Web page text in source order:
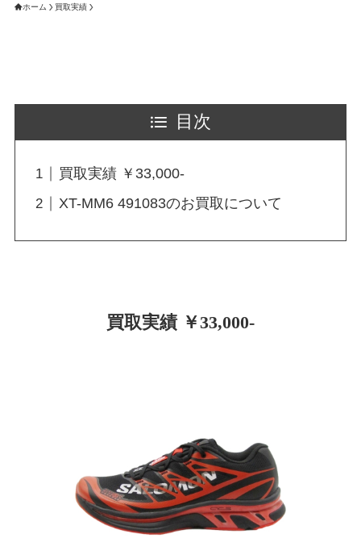
ホーム 買取実績
目次
買取実績 ￥33,000-
XT-MM6 491083のお買取について
買取実績 ￥33,000-